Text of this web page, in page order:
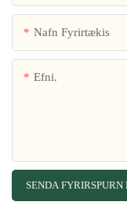
Nafn Fyrirtækis
Efni.
SENDA FYRIRSPURN